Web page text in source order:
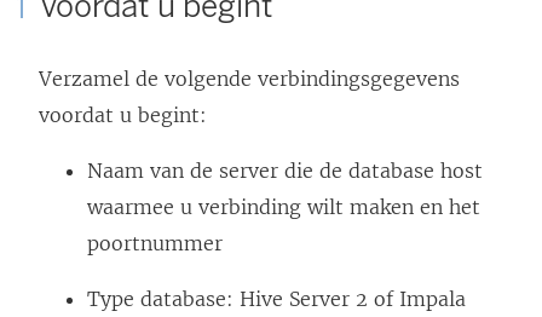
Verzamel de volgende verbindingsgegevens
voordat u begint:
Naam van de server die de database host
waarmee u verbinding wilt maken en het
poortnummer
Type database: Hive Server 2 of Impala